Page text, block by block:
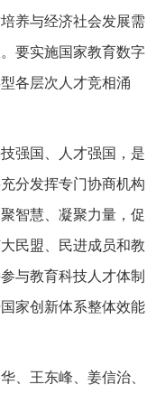
养与经济社会发展需
要实施国家教育数字
各层次人才竞相涌
强国、人才强国，是
分发挥专门协商机构
智慧、凝聚力量，促
民盟、民进成员和教
与教育科技人才体制
家创新体系整体效能
、王东峰、姜信治、